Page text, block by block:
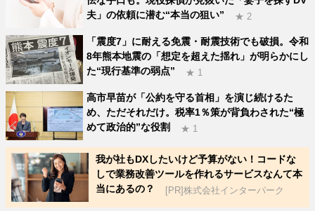
夫」の依頼に潜む“本当の狙い”
★ 2
「震度7」に耐える免震・耐震技術でも破損。令和
8年熊本地震の「想定を超えた揺れ」が明らかにし
た“現行基準の弱点”
★ 1
高市早苗が「公約を守る首相」を演じ続けるた
め、ただそれだけ。税率1％策が背負わされた“極
めて政治的”な役割
★ 1
我が社もDXしたいけど予算がない！コードな
しで業務改善ツールを作れるサービスなんて本
当にあるの？
[PR]株式会社インターパーク